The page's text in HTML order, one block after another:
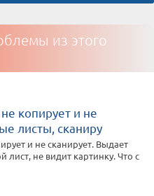
из этого
копирует и не
листы, сканиру
и не сканирует. Выдает
лист, не видит картинку. Что с